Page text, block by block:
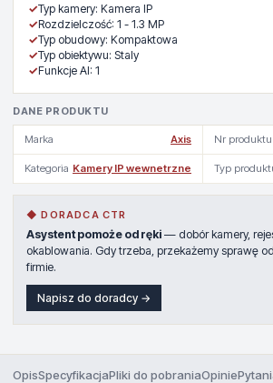
✓Typ kamery: Kamera IP
✓Rozdzielczość: 1 - 1.3 MP
✓Typ obudowy: Kompaktowa
✓Typ obiektywu: Staly
✓Funkcje AI: 1
DANE PRODUKTU
Marka Axis Nr produktu
Kategoria Kamery IP wewnetrzne Typ
◆ DORADCA CTR
Asystent pomoże od ręki — dobór kamery,
okablowania. Gdy trzeba, przekażemy sprawę
firmie.
Napisz do doradcy →
OpisSpecyfikacjaPliki do pobraniaOpinie